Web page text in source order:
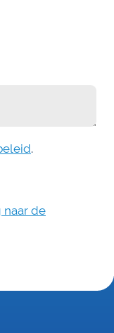
.
naar de